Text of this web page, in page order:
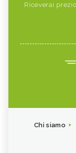
Riceverai
Chi siamo